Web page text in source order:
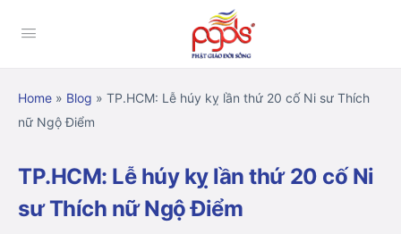
Home » Blog » TP.HCM: Lễ húy kỵ lần thứ 20 cố Ni sư Thích
nữ Ngộ Điểm
TP.HCM: Lễ húy kỵ lần thứ 20 cố Ni
sư Thích nữ Ngộ Điểm